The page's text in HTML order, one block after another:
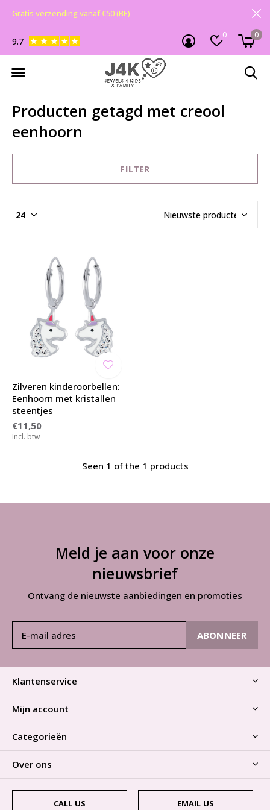
0 0
9.7
Gratis verzending vanaf €50 (BE)
Producten getagd met creool
eenhoorn
FILTER
Zilveren kinderoorbellen:
Eenhoorn met kristallen
steentjes
€11,50
Incl. btw
Seen 1 of the 1 products
Meld je aan voor onze
nieuwsbrief
Ontvang de nieuwste aanbiedingen en promoties
ABONNEER
Klantenservice
Mijn account
Categorieën
Over ons
CALL US EMAIL US